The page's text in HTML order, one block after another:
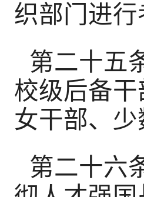
织部门进行
第二十五
校级后备
女干部、
第二十六